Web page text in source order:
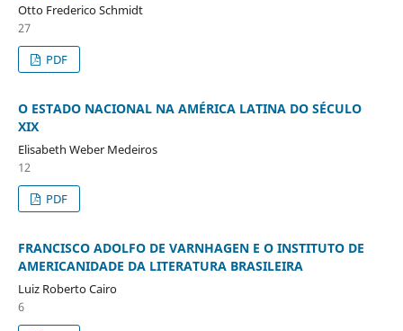
Otto Frederico Schmidt
27
PDF
O ESTADO NACIONAL NA AMÉRICA LATINA DO SÉCULO
XIX
Elisabeth Weber Medeiros
12
PDF
FRANCISCO ADOLFO DE VARNHAGEN E O INSTITUTO DE
AMERICANIDADE DA LITERATURA BRASILEIRA
Luiz Roberto Cairo
6